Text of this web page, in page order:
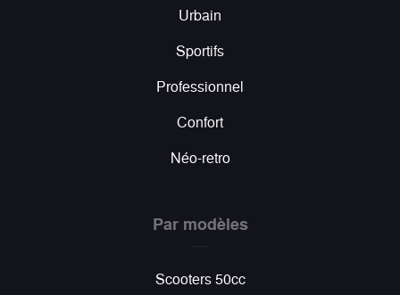
Urbain
Sportifs
Professionnel
Confort
Néo-retro
Par modèles
Scooters 50cc